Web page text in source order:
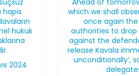
hapis
hukuk
2024
Ahead of
which we shall
once again the
authorities to drop
against the
release Kavala
unconditionally’,